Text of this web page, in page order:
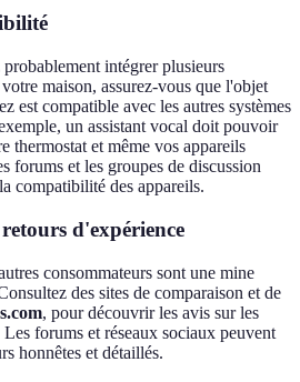
intégrer plusieurs
maison, assurez-vous que l'objet
est compatible avec les autres systèmes
un assistant vocal doit pouvoir
thermostat et même vos appareils
forums et les groupes de discussion
compatibilité des appareils.
d'expérience
consommateurs sont une mine
des sites de comparaison et de
, pour découvrir les avis sur les
forums et réseaux sociaux peuvent
honnêtes et détaillés.